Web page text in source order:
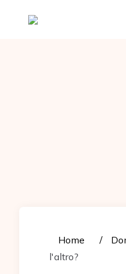
Home
l'altro?